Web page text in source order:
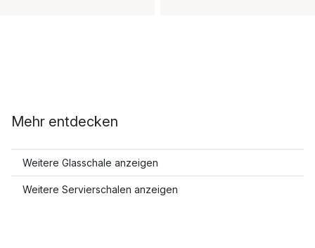
Mehr entdecken
Weitere Glasschale anzeigen
Weitere Servierschalen anzeigen